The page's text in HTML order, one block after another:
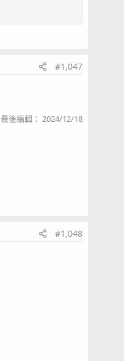
#1,047
最後編輯： 2024/12/18
#1,048